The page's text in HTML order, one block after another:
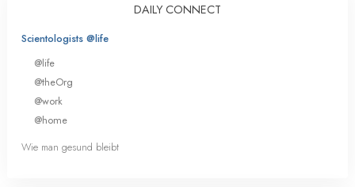
DAILY CONNECT
Scientologists @life
@life
@theOrg
@work
@home
Wie man gesund bleibt